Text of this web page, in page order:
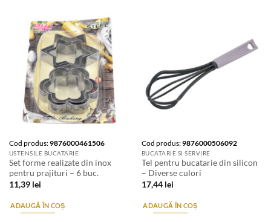
Cod produs:9876000461506
USTENSILE BUCATARIE
Set forme realizate din inox
pentru prajituri – 6 buc.
11,39 lei
ADAUGĂ ÎN COȘ
Cod produs:9876000506092
BUCATARIE SI SERVIRE
Tel pentru bucatarie din silicon
– Diverse culori
17,44 lei
ADAUGĂ ÎN COȘ